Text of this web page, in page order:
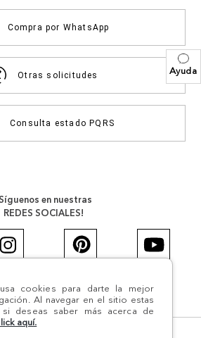
Ayuda
usa cookies para darte la mejor
Al navegar en el sitio estas
deseas saber más acerca de
aquí.
Compra por WhatsApp
Otras solicitudes
Consulta estado PQRS
en nuestras
REDES SOCIALES!
#AerieREALCOL